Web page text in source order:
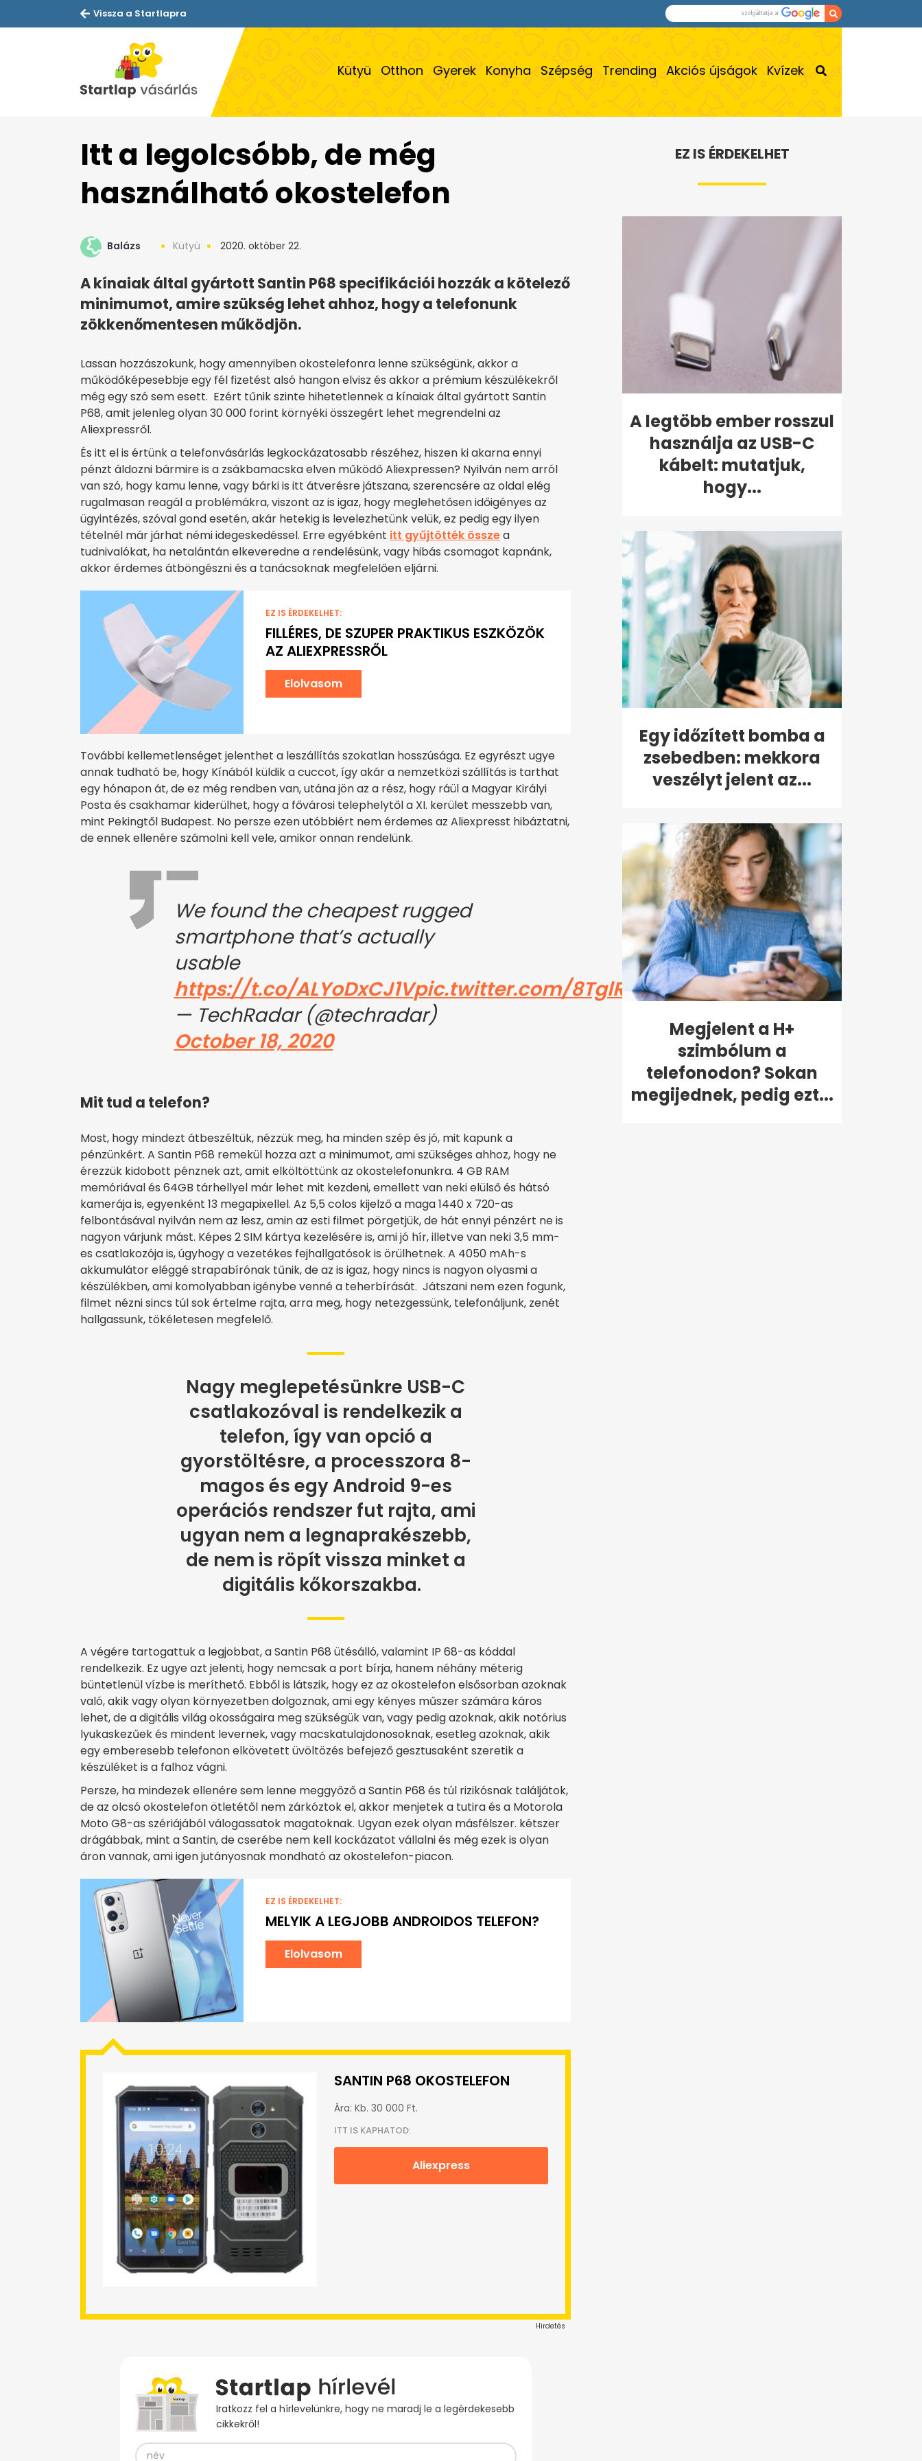
Vissza a Startlapra
Kütyü Otthon Gyerek Konyha Szépség Trending Akciós újságok Kvízek
Itt a legolcsóbb, de még
használható okostelefon
Balázs Kütyü 2020. október 22.
A kínaiak által gyártott Santin P68 specifikációi hozzák a kötelező
minimumot, amire szükség lehet ahhoz, hogy a telefonunk
zökkenőmentesen működjön.
Lassan hozzászokunk, hogy amennyiben okostelefonra lenne szükségünk, akkor a
működőképesebbje egy fél fizetést alsó hangon elvisz és akkor a prémium készülékekről
még egy szó sem esett. Ezért tűnik szinte hihetetlennek a kínaiak által gyártott Santin
P68, amit jelenleg olyan 30 000 forint környéki összegért lehet megrendelni az
Aliexpressről.
És itt el is értünk a telefonvásárlás legkockázatosabb részéhez, hiszen ki akarna ennyi
pénzt áldozni bármire is a zsákbamacska elven működő Aliexpressen? Nyilván nem arról
van szó, hogy kamu lenne, vagy bárki is itt átverésre játszana, szerencsére az oldal elég
rugalmasan reagál a problémákra, viszont az is igaz, hogy meglehetősen időigényes az
ügyintézés, szóval gond esetén, akár hetekig is levelezhetünk velük, ez pedig egy ilyen
tételnél már járhat némi idegeskedéssel. Erre egyébként itt gyűjtötték összea
tudnivalókat, ha netalántán elkeveredne a rendelésünk, vagy hibás csomagot kapnánk,
akkor érdemes átböngészni és a tanácsoknak megfelelően eljárni.
EZ IS ÉRDEKELHET:
FILLÉRES, DE SZUPER PRAKTIKUS ESZKÖZÖK
AZ ALIEXPRESSRŐL
Elolvasom
További kellemetlenséget jelenthet a leszállítás szokatlan hosszúsága. Ez egyrészt ugye
annak tudható be, hogy Kínából küldik a cuccot, így akár a nemzetközi szállítás is tarthat
egy hónapon át, de ez még rendben van, utána jön az a rész, hogy ráül a Magyar Királyi
Posta és csakhamar kiderülhet, hogy a fővárosi telephelytől a XI. kerület messzebb van,
mint Pekingtől Budapest. No persze ezen utóbbiért nem érdemes az Aliexpresst hibáztatni,
de ennek ellenére számolni kell vele, amikor onnan rendelünk.
We found the cheapest rugged
smartphone that’s actually
usable
https://t.co/ALYoDxCJ1Vpic.twitter.com/8TglRi4Z6l
— TechRadar (@techradar)
October 18, 2020
Mit tud a telefon?
Most, hogy mindezt átbeszéltük, nézzük meg, ha minden szép és jó, mit kapunk a
pénzünkért. A Santin P68 remekül hozza azt a minimumot, ami szükséges ahhoz, hogy ne
érezzük kidobott pénznek azt, amit elköltöttünk az okostelefonunkra. 4 GB RAM
memóriával és 64GB tárhellyel már lehet mit kezdeni, emellett van neki elülső és hátsó
kamerája is, egyenként 13 megapixellel. Az 5,5 colos kijelző a maga 1440 x 720-as
felbontásával nyilván nem az lesz, amin az esti filmet pörgetjük, de hát ennyi pénzért ne is
nagyon várjunk mást. Képes 2 SIM kártya kezelésére is, ami jó hír, illetve van neki 3,5 mm-
es csatlakozója is, úgyhogy a vezetékes fejhallgatósok is örülhetnek. A 4050 mAh-s
akkumulátor eléggé strapabírónak tűnik, de az is igaz, hogy nincs is nagyon olyasmi a
készülékben, ami komolyabban igénybe venné a teherbírását. Játszani nem ezen fogunk,
filmet nézni sincs túl sok értelme rajta, arra meg, hogy netezgessünk, telefonáljunk, zenét
hallgassunk, tökéletesen megfelelő.
Nagy meglepetésünkre USB-C
csatlakozóval is rendelkezik a
telefon, így van opció a
gyorstöltésre, a processzora 8-
magos és egy Android 9-es
operációs rendszer fut rajta, ami
ugyan nem a legnaprakészebb,
de nem is röpít vissza minket a
digitális kőkorszakba.
A végére tartogattuk a legjobbat, a Santin P68 ütésálló, valamint IP 68-as kóddal
rendelkezik. Ez ugye azt jelenti, hogy nemcsak a port bírja, hanem néhány méterig
büntetlenül vízbe is meríthető. Ebből is látszik, hogy ez az okostelefon elsősorban azoknak
való, akik vagy olyan környezetben dolgoznak, ami egy kényes műszer számára káros
lehet, de a digitális világ okosságaira meg szükségük van, vagy pedig azoknak, akik notórius
lyukaskezűek és mindent levernek, vagy macskatulajdonosoknak, esetleg azoknak, akik
egy emberesebb telefonon elkövetett üvöltözés befejező gesztusaként szeretik a
készüléket is a falhoz vágni.
Persze, ha mindezek ellenére sem lenne meggyőző a Santin P68 és túl rizikósnak találjátok,
de az olcsó okostelefon ötletétől nem zárkóztok el, akkor menjetek a tutira és a Motorola
Moto G8-as szériájából válogassatok magatoknak. Ugyan ezek olyan másfélszer. kétszer
drágábbak, mint a Santin, de cserébe nem kell kockázatot vállalni és még ezek is olyan
áron vannak, ami igen jutányosnak mondható az okostelefon-piacon.
EZ IS ÉRDEKELHET:
MELYIK A LEGJOBB ANDROIDOS TELEFON?
Elolvasom
SANTIN P68 OKOSTELEFON
Ára: Kb. 30 000 Ft.
ITT IS KAPHATOD:
Aliexpress
Hirdetés
Iratkozz fel a hírlevelünkre, hogy ne maradj le a legérdekesebb
cikkekről!
EZ IS ÉRDEKELHET
A legtöbb ember rosszul
használja az USB-C
kábelt: mutatjuk,
hogy...
Egy időzített bomba a
zsebedben: mekkora
veszélyt jelent az...
Megjelent a H+
szimbólum a
telefonodon? Sokan
megijednek, pedig ezt...